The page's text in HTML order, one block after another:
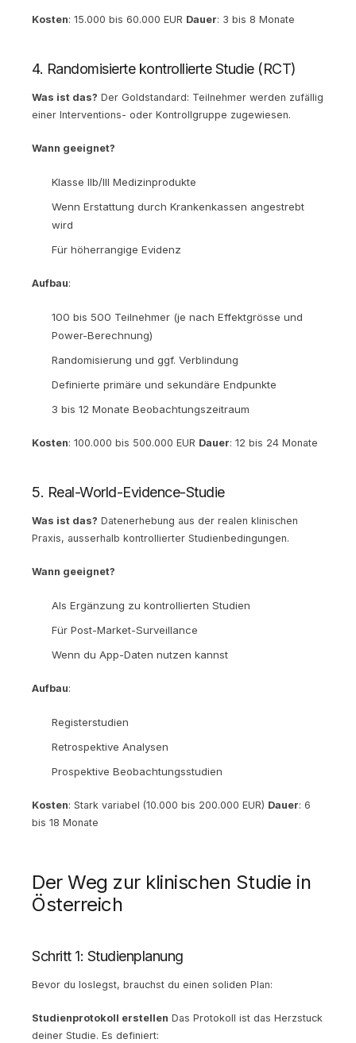
Kosten: 15.000 bis 60.000 EUR Dauer: 3 bis 8 Monate
4. Randomisierte kontrollierte Studie (RCT)
Was ist das? Der Goldstandard: Teilnehmer werden zufällig
einer Interventions- oder Kontrollgruppe zugewiesen.
Wann geeignet?
Klasse IIb/III Medizinprodukte
Wenn Erstattung durch Krankenkassen angestrebt
wird
Für höherrangige Evidenz
Aufbau:
100 bis 500 Teilnehmer (je nach Effektgrösse und
Power-Berechnung)
Randomisierung und ggf. Verblindung
Definierte primäre und sekundäre Endpunkte
3 bis 12 Monate Beobachtungszeitraum
Kosten: 100.000 bis 500.000 EUR Dauer: 12 bis 24 Monate
5. Real-World-Evidence-Studie
Was ist das? Datenerhebung aus der realen klinischen
Praxis, ausserhalb kontrollierter Studienbedingungen.
Wann geeignet?
Als Ergänzung zu kontrollierten Studien
Für Post-Market-Surveillance
Wenn du App-Daten nutzen kannst
Aufbau:
Registerstudien
Retrospektive Analysen
Prospektive Beobachtungsstudien
Kosten: Stark variabel (10.000 bis 200.000 EUR) Dauer: 6
bis 18 Monate
Der Weg zur klinischen Studie in
Österreich
Schritt 1: Studienplanung
Bevor du loslegst, brauchst du einen soliden Plan:
Studienprotokoll erstellen Das Protokoll ist das Herzstuck
deiner Studie. Es definiert: